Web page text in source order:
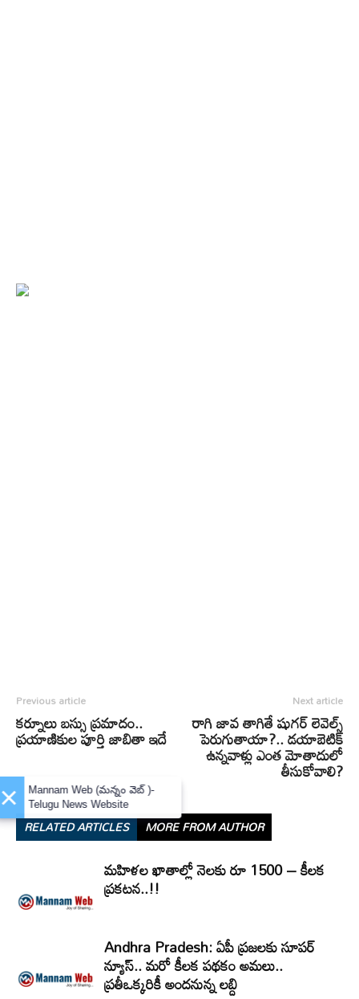
Previous article
కర్నూలు బస్సు ప్రమాదం..
ప్రయాణికుల పూర్తి జాబితా ఇదే
Next article
రాగి జావ తాగితే షుగర్‌ లెవెల్స్‌
పెరుగుతాయా?.. డయాబెటిక్‌
ఉన్నవాళ్లు ఎంత మోతాదులో
తీసుకోవాలి?
RELATED ARTICLES MORE FROM AUTHOR
మహిళల ఖాతాల్లో నెలకు రూ 1500 – కీలక
ప్రకటన..!!
Andhra Pradesh: ఏపీ ప్రజలకు సూపర్
న్యూస్.. మరో కీలక పథకం అమలు..
ప్రతీఒక్కరికీ అందనున్న లబ్ది
×
Mannam Web (మన్నం వెబ్ )-
Telugu News Website